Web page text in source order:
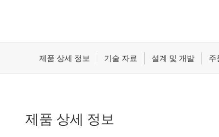
제품 상세 정보